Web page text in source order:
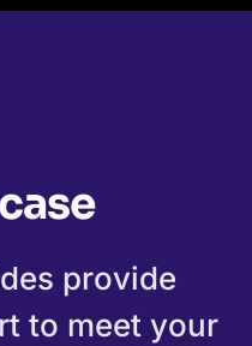
provide
to meet your